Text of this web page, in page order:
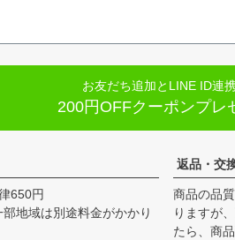
お友だち追加とLINE ID連
200円OFFクーポンプレ
650円
地域は別途料金がかかり
返品・交
商品の品
りますが
たら、商